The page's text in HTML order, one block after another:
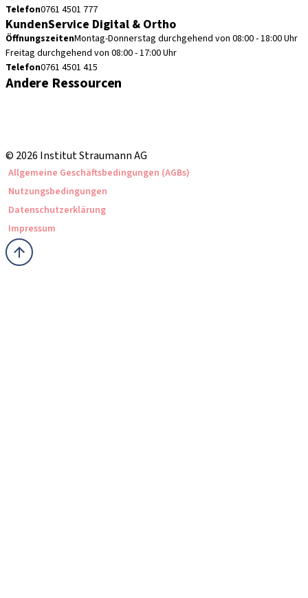
Telefon0761 4501 777
KundenService Digital & Ortho
ÖffnungszeitenMontag-Donnerstag durchgehend von 08:00 - 18:00 Uhr
Freitag durchgehend von 08:00 - 17:00 Uhr
Telefon0761 4501 415
Andere Ressourcen
© 2026 Institut Straumann AG
Allgemeine Geschäftsbedingungen (AGBs)
Nutzungsbedingungen
Datenschutzerklärung
Impressum